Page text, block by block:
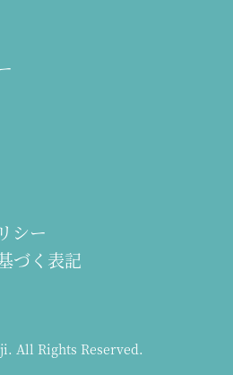
シー
づく表記
All Rights Reserved.